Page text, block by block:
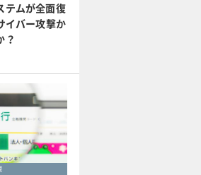
テムが全面復
イバー攻撃か
？